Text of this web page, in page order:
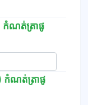
កំណត់ត្រាផូ
កំណត់ត្រាផូ